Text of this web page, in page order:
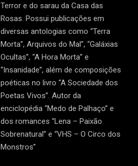
Terror e do sarau da Casa das
Rosas. Possui publicações em
diversas antologias como “Terra
Morta”, Arquivos do Mal”, “Galáxias
Ocultas”, “A Hora Morta” e
“Insanidade”, além de composições
poéticas no livro “A Sociedade dos
Poetas Vivos”. Autor da
enciclopédia “Medo de Palhaço” e
dos romances “Lena – Paixão
Sobrenatural” e “VHS – O Circo dos
Monstros”